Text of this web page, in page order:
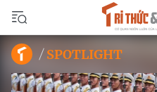
SPOTLIGHT